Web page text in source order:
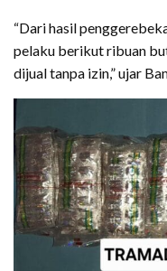
“Dari hasil
pelaku berikut ribuan
dijual tanpa izin,” ujar